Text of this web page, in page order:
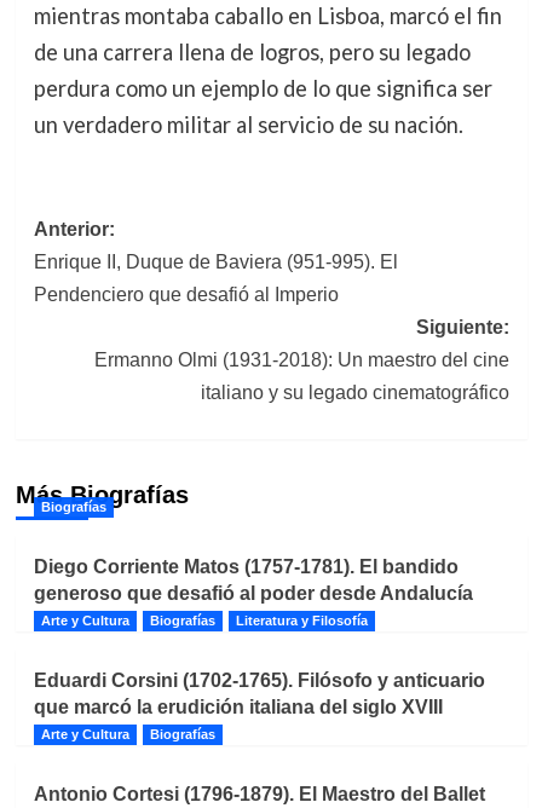
mientras montaba caballo en Lisboa, marcó el fin
de una carrera llena de logros, pero su legado
perdura como un ejemplo de lo que significa ser
un verdadero militar al servicio de su nación.
Navegación
de
entradas
Anterior:
Enrique II, Duque de Baviera (951-995). El
Pendenciero que desafió al Imperio
Siguiente:
Ermanno Olmi (1931-2018): Un maestro del cine
italiano y su legado cinematográfico
Más Biografías
Biografías
Diego Corriente Matos (1757-1781). El bandido
generoso que desafió al poder desde Andalucía
Arte y Cultura Biografías Literatura y Filosofía
Eduardi Corsini (1702-1765). Filósofo y anticuario
que marcó la erudición italiana del siglo XVIII
Arte y Cultura Biografías
Antonio Cortesi (1796-1879). El Maestro del Ballet